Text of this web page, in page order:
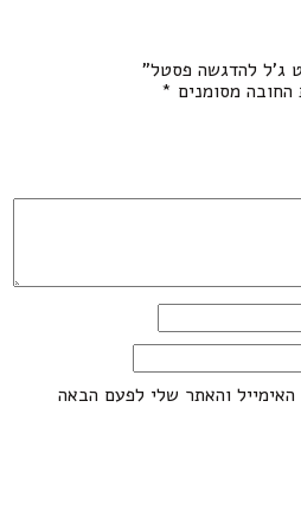
ג’ל להדגשה פסטל”
החובה מסומנים *
והאתר שלי לפעם הבאה